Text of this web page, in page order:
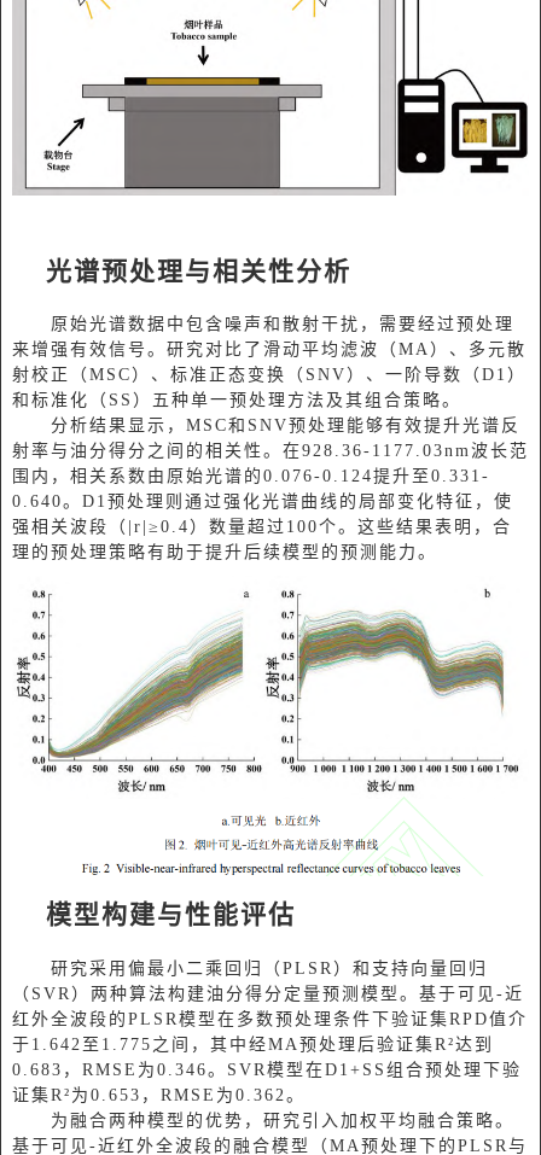
光谱预处理与相关性分析
原始光谱数据中包含噪声和散射干扰，需要经过预处理
来增强有效信号。研究对比了滑动平均滤波（MA）、多元散
射校正（MSC）、标准正态变换（SNV）、一阶导数（D1）
和标准化（SS）五种单一预处理方法及其组合策略。
分析结果显示，MSC和SNV预处理能够有效提升光谱反
射率与油分得分之间的相关性。在928.36-1177.03nm波长范
围内，相关系数由原始光谱的0.076-0.124提升至0.331-
0.640。D1预处理则通过强化光谱曲线的局部变化特征，使
强相关波段（|r|≥0.4）数量超过100个。这些结果表明，合
理的预处理策略有助于提升后续模型的预测能力。
模型构建与性能评估
研究采用偏最小二乘回归（PLSR）和支持向量回归
（SVR）两种算法构建油分得分定量预测模型。基于可见-近
红外全波段的PLSR模型在多数预处理条件下验证集RPD值介
于1.642至1.775之间，其中经MA预处理后验证集R²达到
0.683，RMSE为0.346。SVR模型在D1+SS组合预处理下验
证集R²为0.653，RMSE为0.362。
为融合两种模型的优势，研究引入加权平均融合策略。
基于可见-近红外全波段的融合模型（MA预处理下的PLSR与